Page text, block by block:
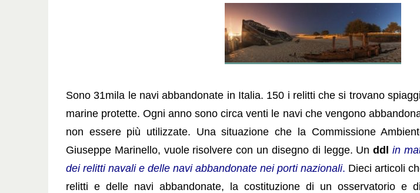
Sono 31mila le navi abbandonate in Italia. 150 i relitti che si trovano
marine protette. Ogni anno sono circa venti le navi che vengono
non essere più utilizzate. Una situazione che la Commissione
Giuseppe Marinello, vuole risolvere con un disegno di legge. Unddl in
dei relitti navali e delle navi abbandonate nei porti nazionali. Dieci articoli
relitti e delle navi abbandonate, la costituzione di un osservatorio e